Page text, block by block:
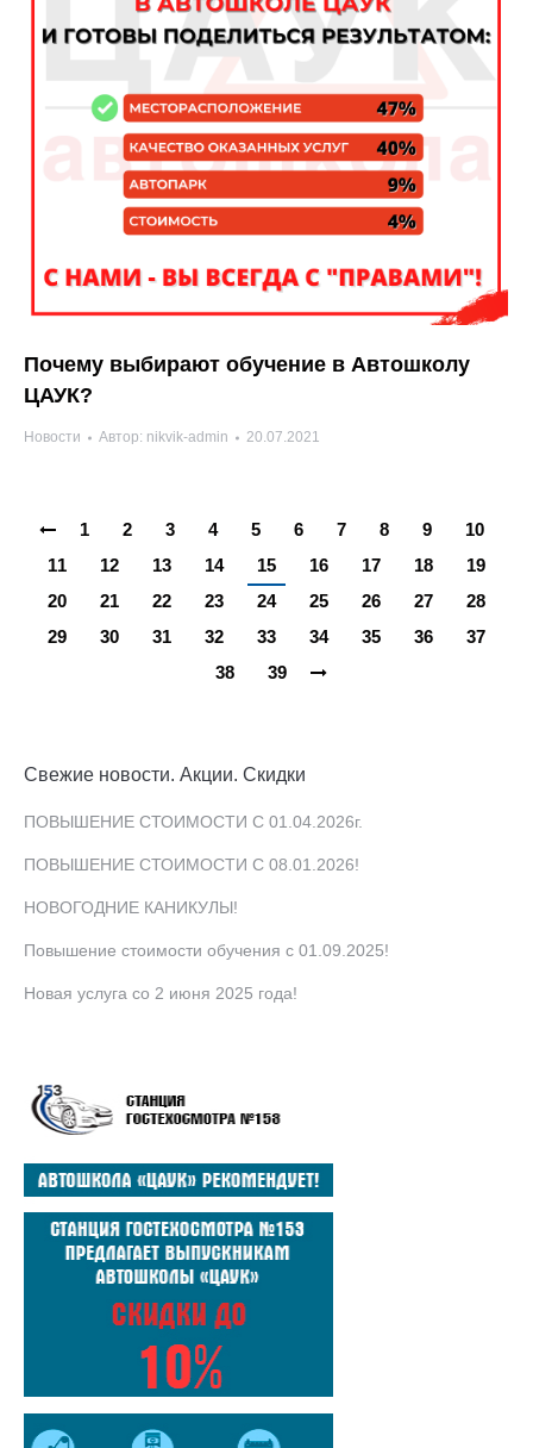
Почему выбирают обучение в Автошколу
ЦАУК?
Новости Автор: nikvik-admin 20.07.2021
1 2 3 4 5 6 7 8 9
10
11
12 13 14 15 16 17 18
19
20
21 22 23 24 25 26 27
28
29
30 31 32 33 34 35 36
37
38
39
Свежие новости. Акции. Скидки
ПОВЫШЕНИЕ СТОИМОСТИ С 01.04.2026г.
ПОВЫШЕНИЕ СТОИМОСТИ С 08.01.2026!
НОВОГОДНИЕ КАНИКУЛЫ!
Повышение стоимости обучения с 01.09.2025!
Новая услуга со 2 июня 2025 года!